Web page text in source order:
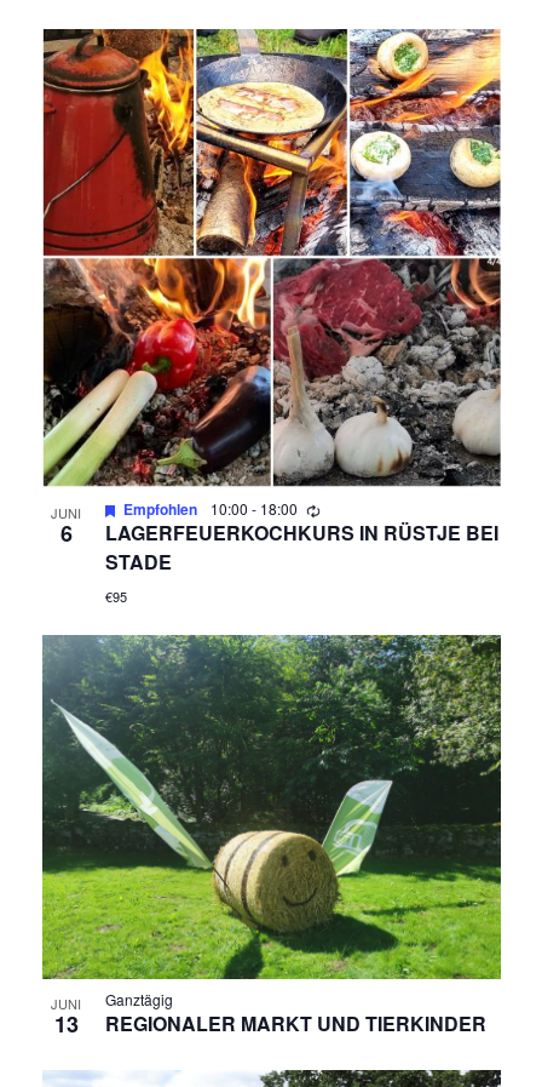
L
T
U
N
G
E
N
S
U
C
E
U
N
A
N
S
I
C
N
G
A
N
S
I
C
H
T
E
N
-
N
V
G
A
T
I
O
N
JUNI
6
Empfohlen 10:00 - 18:00
LAGERFEUERKOCHKURS IN RÜSTJE BEI
STADE
€95
JUNI
13
Ganztägig
REGIONALER MARKT UND TIERKINDER